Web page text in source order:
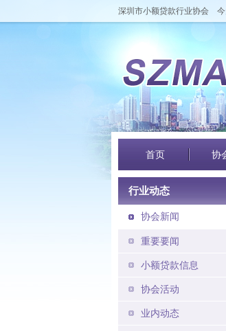
深圳市小额贷款行业协会
首页 协
行业动态
协会新闻
重要要闻
小额贷款信息
协会活动
业内动态